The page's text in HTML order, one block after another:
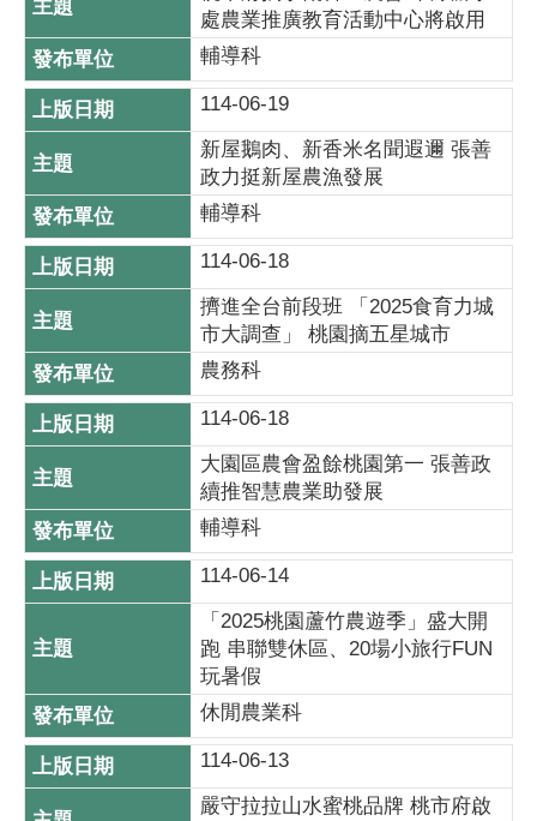
處農業推廣教育活動中心將啟用
輔導科
114-06-19
新屋鵝肉、新香米名聞遐邇 張善
政力挺新屋農漁發展
輔導科
114-06-18
擠進全台前段班 「2025食育力城
市大調查」 桃園摘五星城市
農務科
114-06-18
大園區農會盈餘桃園第一 張善政
續推智慧農業助發展
輔導科
114-06-14
「2025桃園蘆竹農遊季」盛大開
跑 串聯雙休區、20場小旅行FUN
玩暑假
休閒農業科
114-06-13
嚴守拉拉山水蜜桃品牌 桃市府啟